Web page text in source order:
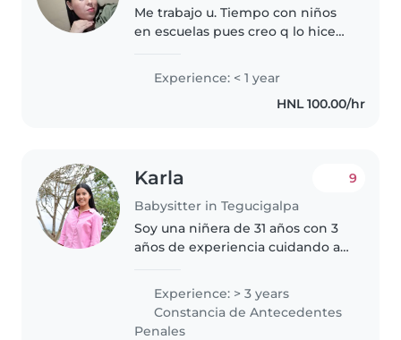
Me trabajo u. Tiempo con niños
en escuelas pues creo q lo hice
queriendo esperando q regrese
me gusta tratar con empatía a
Experience: < 1 year
HNL 100.00/hr
Karla
Babysitter in Tegucigalpa
9
Soy una niñera de 31 años con 3
años de experiencia cuidando a
una persona responsable,
creativa y amigable que disfruta
de pasar tiempo con los niños...
Experience: > 3 years
Constancia de Antecedentes
Penales